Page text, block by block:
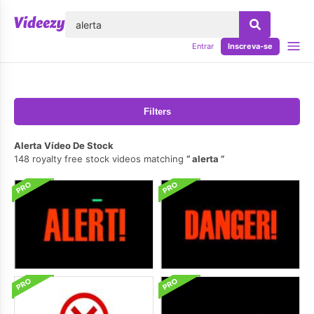
Entrar Inscreva-se
Filters
Alerta Vídeo De Stock
148 royalty free stock videos matching
alerta